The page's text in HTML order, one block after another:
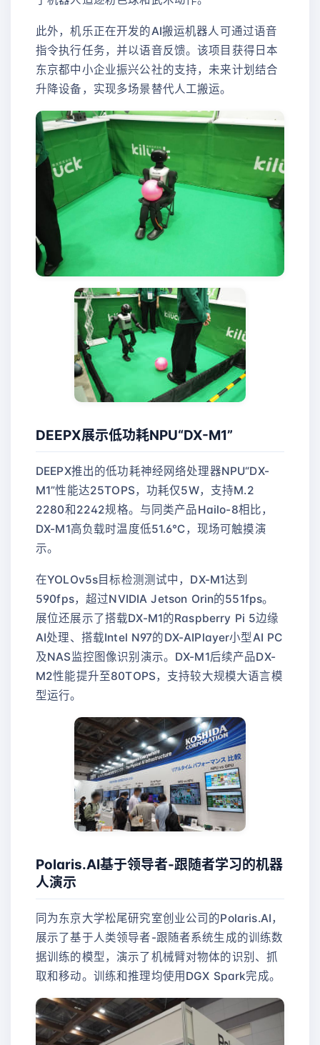
此外，机乐正在开发的AI搬运机器人可通过语音
指令执行任务，并以语音反馈。该项目获得日本
东京都中小企业振兴公社的支持，未来计划结合
升降设备，实现多场景替代人工搬运。
DEEPX展示低功耗NPU“DX-M1”
DEEPX推出的低功耗神经网络处理器NPU“DX-
M1”性能达25TOPS，功耗仅5W，支持M.2
2280和2242规格。与同类产品Hailo-8相比，
DX-M1高负载时温度低51.6℃，现场可触摸演
示。
在YOLOv5s目标检测测试中，DX-M1达到
590fps，超过NVIDIA Jetson Orin的551fps。
展位还展示了搭载DX-M1的Raspberry Pi 5边缘
AI处理、搭载Intel N97的DX-AIPlayer小型AI PC
及NAS监控图像识别演示。DX-M1后续产品DX-
M2性能提升至80TOPS，支持较大规模大语言模
型运行。
Polaris.AI基于领导者-跟随者学习的机器
人演示
同为东京大学松尾研究室创业公司的Polaris.AI，
展示了基于人类领导者-跟随者系统生成的训练数
据训练的模型，演示了机械臂对物体的识别、抓
取和移动。训练和推理均使用DGX Spark完成。